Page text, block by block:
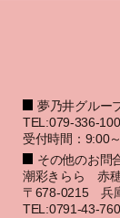
夢乃井グルー
TEL:079-336-
受付時間：9:00
その他のお問
潮彩きらら 赤
〒678-0215 兵
TEL:0791-43-